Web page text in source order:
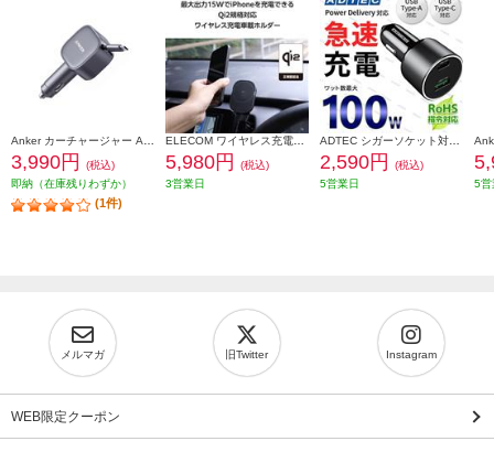
3,990円
(税込)
即納（在庫残りわずか）
(1件)
5,980円
(税込)
3営業日
2,590円
(税込)
5営業日
5営
メルマガ 旧Twitter Instagram
WEB限定クーポン